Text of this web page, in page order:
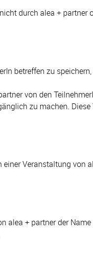
durch alea + partner
betreffen zu
von den
zu machen.
Veranstaltung
+ partner der